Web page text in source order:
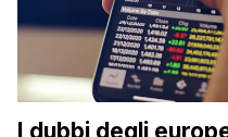
I dubbi degli